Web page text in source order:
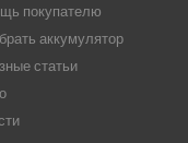
покупателю
аккумулятор
статьи